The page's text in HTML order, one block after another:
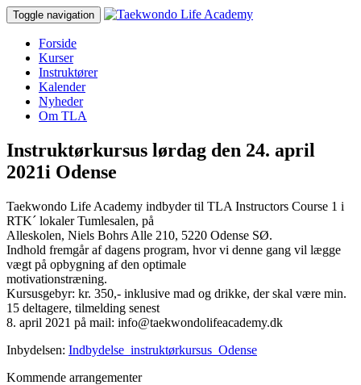
Toggle navigation
Forside
Kurser
Instruktører
Kalender
Nyheder
Om TLA
Instruktørkursus lørdag den 24. april
2021i Odense
Taekwondo Life Academy indbyder til TLA Instructors Course 1 i
RTK´ lokaler Tumlesalen, på
Alleskolen, Niels Bohrs Alle 210, 5220 Odense SØ.
Indhold fremgår af dagens program, hvor vi denne gang vil lægge
vægt på opbygning af den optimale
motivationstræning.
Kursusgebyr: kr. 350,- inklusive mad og drikke, der skal være min.
15 deltagere, tilmelding senest
8. april 2021 på mail: info@taekwondolifeacademy.dk
Inbydelsen: Indbydelse_instruktørkursus_Odense
Kommende arrangementer